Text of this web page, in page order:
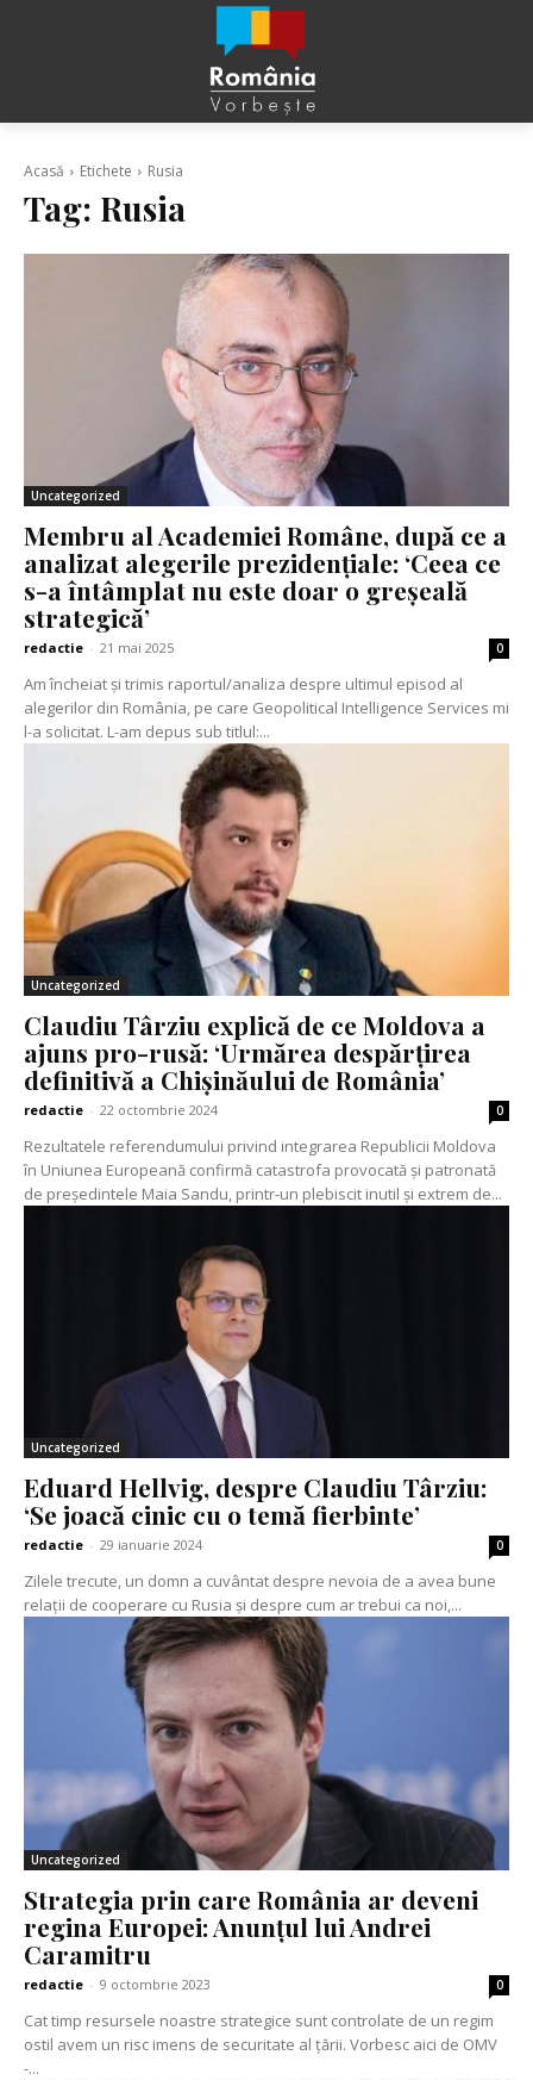
Acasă Etichete Rusia
Tag: Rusia
Uncategorized
Membru al Academiei Române, după ce a
analizat alegerile prezidențiale: ‘Ceea ce
s-a întâmplat nu este doar o greșeală
strategică’
redactie - 21 mai 2025 0
Am încheiat și trimis raportul/analiza despre ultimul episod al
alegerilor din România, pe care Geopolitical Intelligence Services mi
l-a solicitat. L-am depus sub titlul:...
Uncategorized
Claudiu Târziu explică de ce Moldova a
ajuns pro-rusă: ‘Urmărea despărțirea
definitivă a Chișinăului de România’
redactie - 22 octombrie 2024 0
Rezultatele referendumului privind integrarea Republicii Moldova
în Uniunea Europeană confirmă catastrofa provocată și patronată
de președintele Maia Sandu, printr-un plebiscit inutil și extrem de...
Uncategorized
Eduard Hellvig, despre Claudiu Târziu:
‘Se joacă cinic cu o temă fierbinte’
redactie - 29 ianuarie 2024 0
Zilele trecute, un domn a cuvântat despre nevoia de a avea bune
relații de cooperare cu Rusia și despre cum ar trebui ca noi,...
Uncategorized
Strategia prin care România ar deveni
regina Europei: Anunțul lui Andrei
Caramitru
redactie - 9 octombrie 2023 0
Cat timp resursele noastre strategice sunt controlate de un regim
ostil avem un risc imens de securitate al țării. Vorbesc aici de OMV
-...